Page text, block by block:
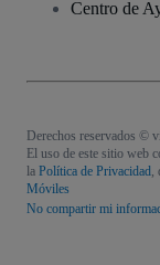
Centro de
Derechos reservados ©
El uso de este sitio web
la Política de Privacidad,
Móviles
No compartir mi